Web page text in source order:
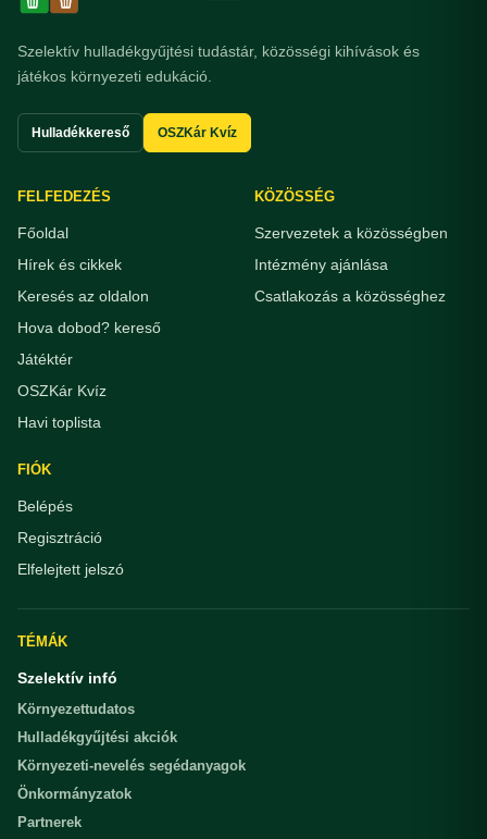
Szelektív hulladékgyűjtési tudástár, közösségi kihívások és
játékos környezeti edukáció.
Hulladékkereső OSZKár Kvíz
FELFEDEZÉS
Főoldal
Hírek és cikkek
Keresés az oldalon
Hova dobod? kereső
Játéktér
OSZKár Kvíz
Havi toplista
KÖZÖSSÉG
Szervezetek a közösségben
Intézmény ajánlása
Csatlakozás a közösséghez
FIÓK
Belépés
Regisztráció
Elfelejtett jelszó
TÉMÁK
Szelektív infó
Környezettudatos
Hulladékgyűjtési akciók
Környezeti-nevelés segédanyagok
Önkormányzatok
Partnerek